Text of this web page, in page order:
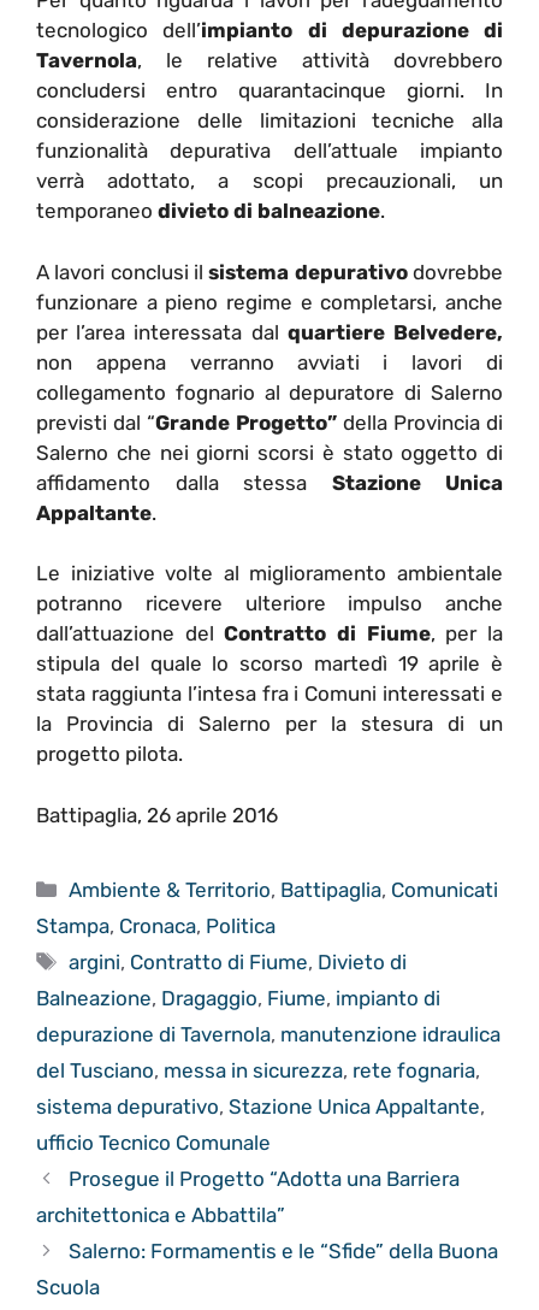
tecnologico dell’impianto di depurazione di
Tavernola, le relative attività dovrebbero
concludersi entro quarantacinque giorni. In
considerazione delle limitazioni tecniche alla
funzionalità depurativa dell’attuale impianto
verrà adottato, a scopi precauzionali, un
temporaneo divieto di balneazione.
A lavori conclusi ilsistema depurativodovrebbe
funzionare a pieno regime e completarsi, anche
per l’area interessata dal quartiere Belvedere,
non appena verranno avviati i lavori di
collegamento fognario al depuratore di Salerno
previsti dal “Grande Progetto” della Provincia di
Salerno che nei giorni scorsi è stato oggetto di
affidamento dalla stessa Stazione Unica
Appaltante.
Le iniziative volte al miglioramento ambientale
potranno ricevere ulteriore impulso anche
dall’attuazione delContratto di Fiume, per la
stipula del quale lo scorso martedì 19 aprile è
stata raggiunta l’intesa fra i Comuni interessati e
la Provincia di Salerno per la stesura di un
progetto pilota.
Battipaglia, 26 aprile 2016
Categorie
Ambiente & Territorio, Battipaglia, Comunicati
Stampa, Cronaca, Politica
Tag
argini, Contratto di Fiume, Divieto di
Balneazione, Dragaggio, Fiume, impianto di
depurazione di Tavernola, manutenzione idraulica
del Tusciano, messa in sicurezza, rete fognaria,
sistema depurativo, Stazione Unica Appaltante,
ufficio Tecnico Comunale
Prosegue il Progetto “Adotta una Barriera
architettonica e Abbattila”
Salerno: Formamentis e le “Sfide” della Buona
Scuola